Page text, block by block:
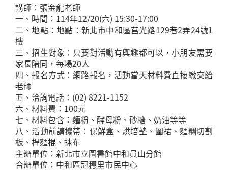
講師：張金龍老師
一、時間：114年12/20(六) 15:30-17:00
二、地點：地點：新北市中和區莒光路129巷2弄24號1
樓
三、招生對象：只要對活動有興趣都可以，小朋友需要
家長陪同，每場20人
四、報名方式：網路報名，活動當天材料費直接繳交給
老師
五、洽詢電話：(02) 8221-1152
六、材料費：100元
七、材料包含：麵粉、酵母粉、砂糖、奶油等等
八、活動前請攜帶：保鮮盒、烘培墊、圍裙、麵糰切割
板、桿麵棍、抹布
主辦單位：新北市立圖書館中和員山分館
合辦單位：中和區冠穗里市民中心